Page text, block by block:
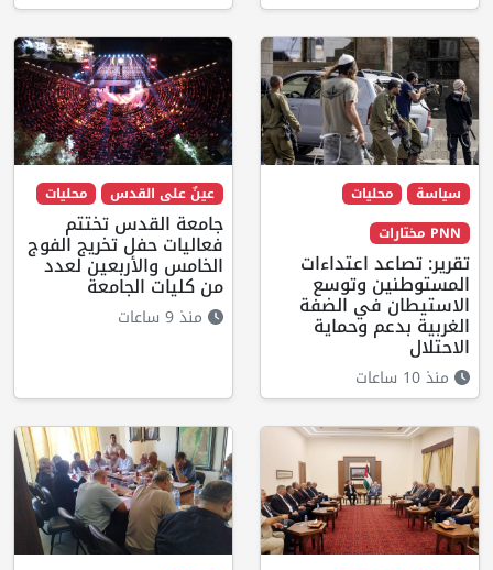
سياسة
محليات
PNN مختارات
تقرير: تصاعد اعتداءات
المستوطنين وتوسع
الاستيطان في الضفة
الغربية بدعم وحماية
الاحتلال
منذ 10 ساعات
عينٌ على القدس محليات
جامعة القدس تختتم
فعاليات حفل تخريج الفوج
الخامس والأربعين لعدد
من كليات الجامعة
منذ 9 ساعات